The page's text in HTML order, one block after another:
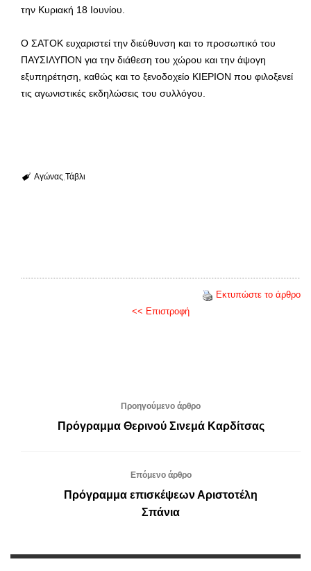
την Κυριακή 18 Ιουνίου.
Ο ΣΑΤΟΚ ευχαριστεί την διεύθυνση και το προσωπικό του
ΠΑΥΣΙΛΥΠΟΝ για την διάθεση του χώρου και την άψογη
εξυπηρέτηση, καθώς και το ξενοδοχείο ΚΙΕΡΙΟΝ που φιλοξενεί
τις αγωνιστικές εκδηλώσεις του συλλόγου.
Αγώνας Τάβλι
Εκτυπώστε το άρθρο
<< Επιστροφή
Προηγούμενο άρθρο
Πρόγραμμα Θερινού Σινεμά Καρδίτσας
Επόμενο άρθρο
Πρόγραμμα επισκέψεων Αριστοτέλη
Σπάνια